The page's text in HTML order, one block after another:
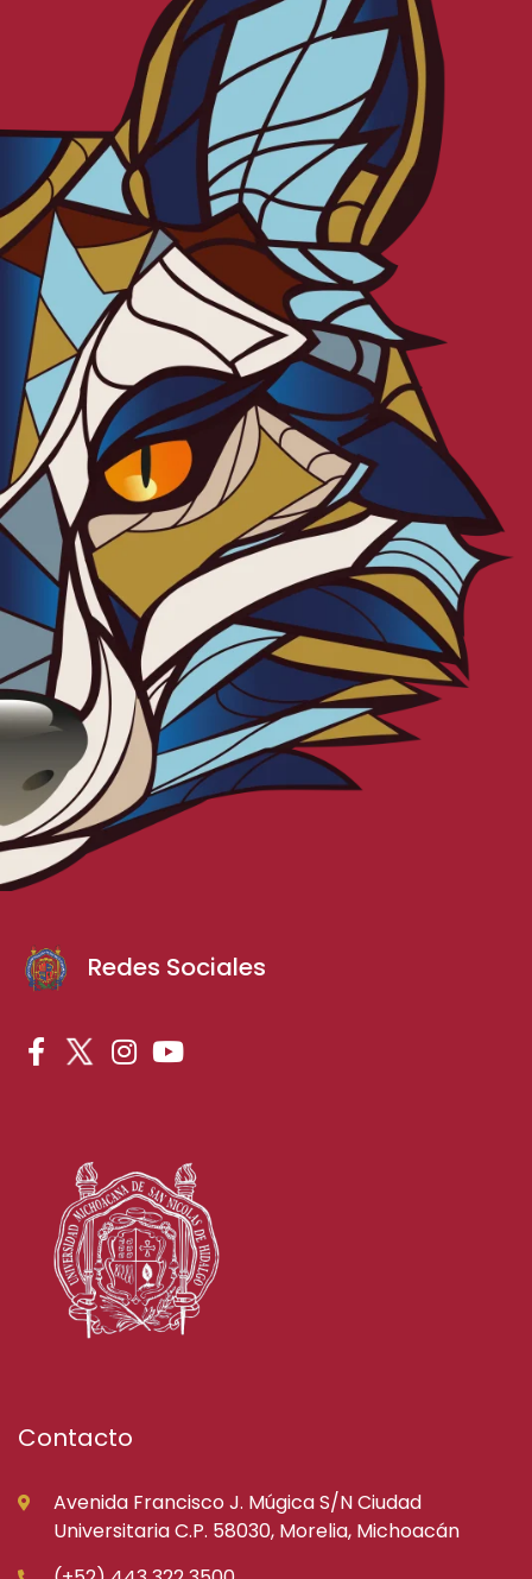
Redes Sociales
Contacto
Avenida Francisco J. Múgica S/N Ciudad
Universitaria C.P. 58030, Morelia, Michoacán